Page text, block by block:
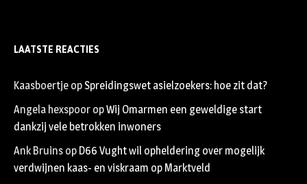
LAATSTE REACTIES
Kaasboertje op Spreidingswet asielzoekers: hoe zit dat?
Angela hexspoor opWij Omarmen een geweldige start
dankzij vele betrokken inwoners
Ank Bruins op D66 Vught wil opheldering over mogelijk
verdwijnen kaas- en viskraam op Marktveld